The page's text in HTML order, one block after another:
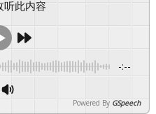
听此内容
-:--
Powered By GSpeech